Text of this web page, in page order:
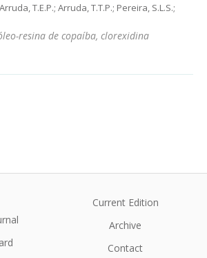
T.E.P.; Arruda, T.T.P.; Pereira, S.L.S.;
resina de copaíba, clorexidina
Current Edition
Archive
Contact